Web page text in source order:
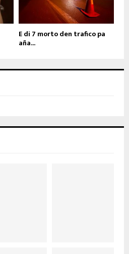
E di 7 morto den trafico pa
aña...